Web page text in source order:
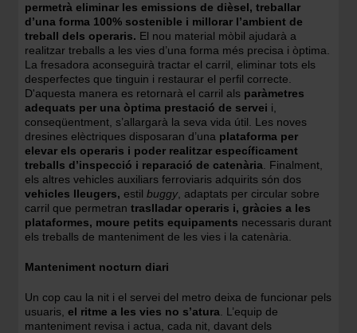
permetrà eliminar les emissions de dièsel, treballar
d’una forma 100% sostenible i millorar l’ambient de
treball dels operaris. El nou material mòbil ajudarà a
realitzar treballs a les vies d’una forma més precisa i òptima.
La fresadora aconseguirà tractar el carril, eliminar tots els
desperfectes que tinguin i restaurar el perfil correcte.
D'aquesta manera es retornarà el carril als paràmetres
adequats per una òptima prestació de servei i,
conseqüentment, s’allargarà la seva vida útil. Les noves
dresines elèctriques disposaran d’una plataforma per
elevar els operaris i poder realitzar específicament
treballs d’inspecció i reparació de catenària . Finalment,
els altres vehicles auxiliars ferroviaris adquirits són dos
vehicles lleugers, estil buggy, adaptats per circular sobre
carril que permetran traslladar operaris i, gràcies a les
plataformes, moure petits equipaments necessaris durant
els treballs de manteniment de les vies i la catenària.
Manteniment nocturn diari
Un cop cau la nit i el servei del metro deixa de funcionar pels
usuaris, el ritme a les vies no s’atura . L’equip de
manteniment revisa i actua, cada nit, davant dels